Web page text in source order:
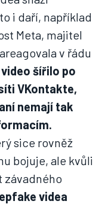
i daří, například
Meta, majitel
v řádu
šířilo po
VKontakte,
nemají tak
sice rovněž
bojuje, ale kvůli
závadného
videa